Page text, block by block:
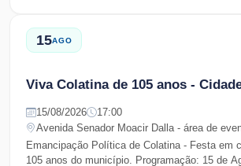
15AGO
Viva Colatina de 105 anos -
15/08/2026
17:00
Avenida Senador Moacir Dalla - área de
Emancipação Política de Colatina - Festa em
105 anos do município. Programação: 15 de Agosto: Morada 16